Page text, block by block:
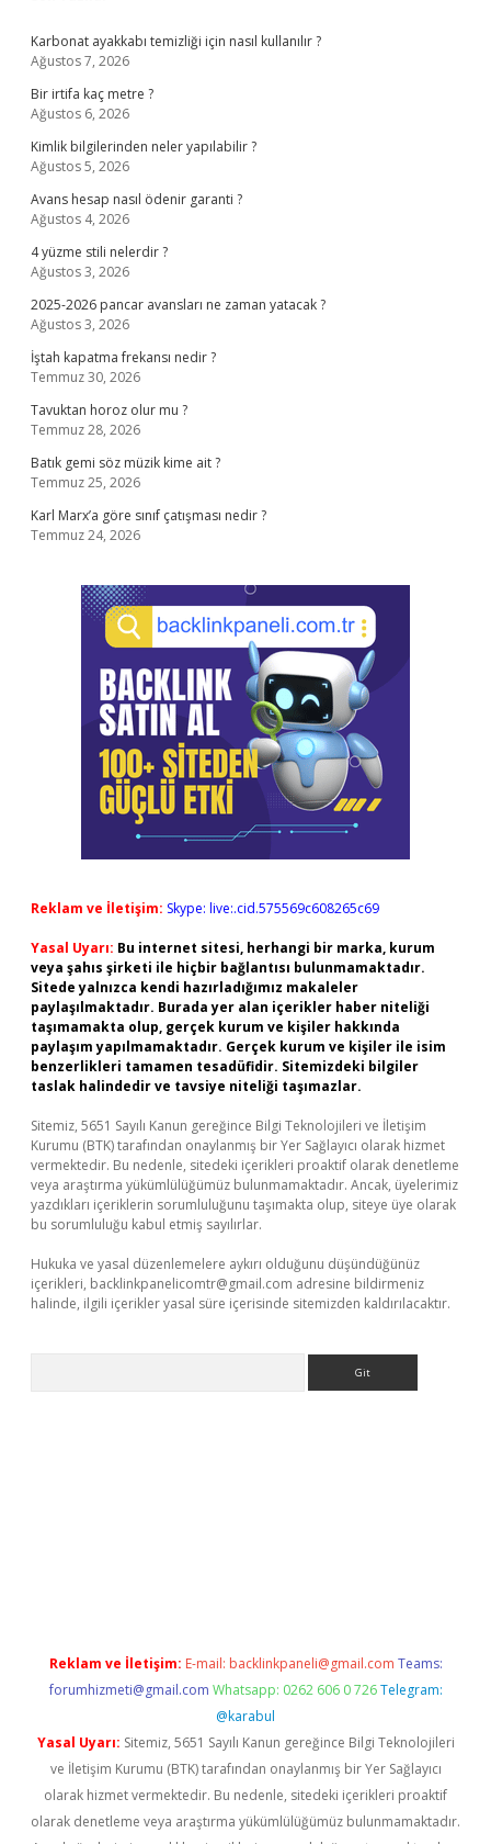
Karbonat ayakkabı temizliği için nasıl kullanılır ?
Ağustos 7, 2026
Bir irtifa kaç metre ?
Ağustos 6, 2026
Kimlik bilgilerinden neler yapılabilir ?
Ağustos 5, 2026
Avans hesap nasıl ödenir garanti ?
Ağustos 4, 2026
4 yüzme stili nelerdir ?
Ağustos 3, 2026
2025-2026 pancar avansları ne zaman yatacak ?
Ağustos 3, 2026
İştah kapatma frekansı nedir ?
Temmuz 30, 2026
Tavuktan horoz olur mu ?
Temmuz 28, 2026
Batık gemi söz müzik kime ait ?
Temmuz 25, 2026
Karl Marx’a göre sınıf çatışması nedir ?
Temmuz 24, 2026
Reklam ve İletişim: Skype: live:.cid.575569c608265c69
Yasal Uyarı: Bu internet sitesi, herhangi bir marka, kurum
veya şahıs şirketi ile hiçbir bağlantısı bulunmamaktadır.
Sitede yalnızca kendi hazırladığımız makaleler
paylaşılmaktadır. Burada yer alan içerikler haber niteliği
taşımamakta olup, gerçek kurum ve kişiler hakkında
paylaşım yapılmamaktadır. Gerçek kurum ve kişiler ile isim
benzerlikleri tamamen tesadüfidir. Sitemizdeki bilgiler
taslak halindedir ve tavsiye niteliği taşımazlar.
Sitemiz, 5651 Sayılı Kanun gereğince Bilgi Teknolojileri ve İletişim
Kurumu (BTK) tarafından onaylanmış bir Yer Sağlayıcı olarak hizmet
vermektedir. Bu nedenle, sitedeki içerikleri proaktif olarak denetleme
veya araştırma yükümlülüğümüz bulunmamaktadır. Ancak, üyelerimiz
yazdıkları içeriklerin sorumluluğunu taşımakta olup, siteye üye olarak
bu sorumluluğu kabul etmiş sayılırlar.
Hukuka ve yasal düzenlemelere aykırı olduğunu düşündüğünüz
içerikleri, backlinkpanelicomtr@gmail.com adresine bildirmeniz
halinde, ilgili içerikler yasal süre içerisinde sitemizden kaldırılacaktır.
Reklam ve İletişim: E-mail: backlinkpaneli@gmail.com Teams:
forumhizmeti@gmail.com Whatsapp: 0262 606 0 726 Telegram:
@karabul
Yasal Uyarı: Sitemiz, 5651 Sayılı Kanun gereğince Bilgi Teknolojileri
ve İletişim Kurumu (BTK) tarafından onaylanmış bir Yer Sağlayıcı
olarak hizmet vermektedir. Bu nedenle, sitedeki içerikleri proaktif
olarak denetleme veya araştırma yükümlülüğümüz bulunmamaktadır.